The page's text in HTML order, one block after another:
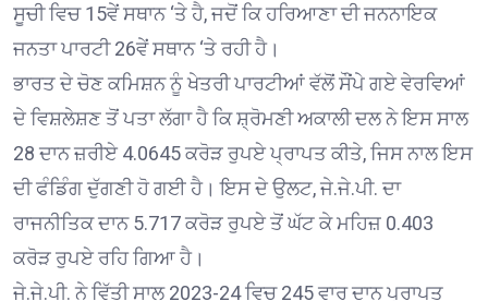
ਸੂਚੀ ਵਿਚ 15ਵੇਂ ਸਥਾਨ ‘ਤੇ ਹੈ, ਜਦੋਂ ਕਿ ਹਰਿਆਣਾ ਦੀ ਜਨਨਾਇਕ
ਜਨਤਾ ਪਾਰਟੀ 26ਵੇਂ ਸਥਾਨ ‘ਤੇ ਰਹੀ ਹੈ।
ਭਾਰਤ ਦੇ ਚੋਣ ਕਮਿਸ਼ਨ ਨੂੰ ਖੇਤਰੀ ਪਾਰਟੀਆਂ ਵੱਲੋਂ ਸੌਂਪੇ ਗਏ ਵੇਰਵਿਆਂ
ਦੇ ਵਿਸ਼ਲੇਸ਼ਣ ਤੋਂ ਪਤਾ ਲੱਗਾ ਹੈ ਕਿ ਸ਼੍ਰੋਮਣੀ ਅਕਾਲੀ ਦਲ ਨੇ ਇਸ ਸਾਲ
28 ਦਾਨ ਜ਼ਰੀਏ 4.0645 ਕਰੋੜ ਰੁਪਏ ਪ੍ਰਾਪਤ ਕੀਤੇ, ਜਿਸ ਨਾਲ ਇਸ
ਦੀ ਫੰਡਿੰਗ ਦੁੱਗਣੀ ਹੋ ਗਈ ਹੈ। ਇਸ ਦੇ ਉਲਟ, ਜੇ.ਜੇ.ਪੀ. ਦਾ
ਰਾਜਨੀਤਿਕ ਦਾਨ 5.717 ਕਰੋੜ ਰੁਪਏ ਤੋਂ ਘੱਟ ਕੇ ਮਹਿਜ਼ 0.403
ਕਰੋੜ ਰੁਪਏ ਰਹਿ ਗਿਆ ਹੈ।
ਜੇ.ਜੇ.ਪੀ. ਨੇ ਵਿੱਤੀ ਸਾਲ 2023-24 ਵਿਚ 245 ਵਾਰ ਦਾਨ ਪ੍ਰਾਪਤ